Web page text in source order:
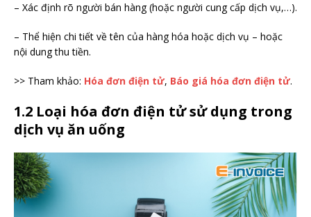
– Xác định rõ người bán hàng (hoặc người cung cấp dịch vụ,…).
– Thể hiện chi tiết về tên của hàng hóa hoặc dịch vụ – hoặc
nội dung thu tiền.
>> Tham khảo: Hóa đơn điện tử, Báo giá hóa đơn điện tử.
1.2 Loại hóa đơn điện tử sử dụng trong
dịch vụ ăn uống